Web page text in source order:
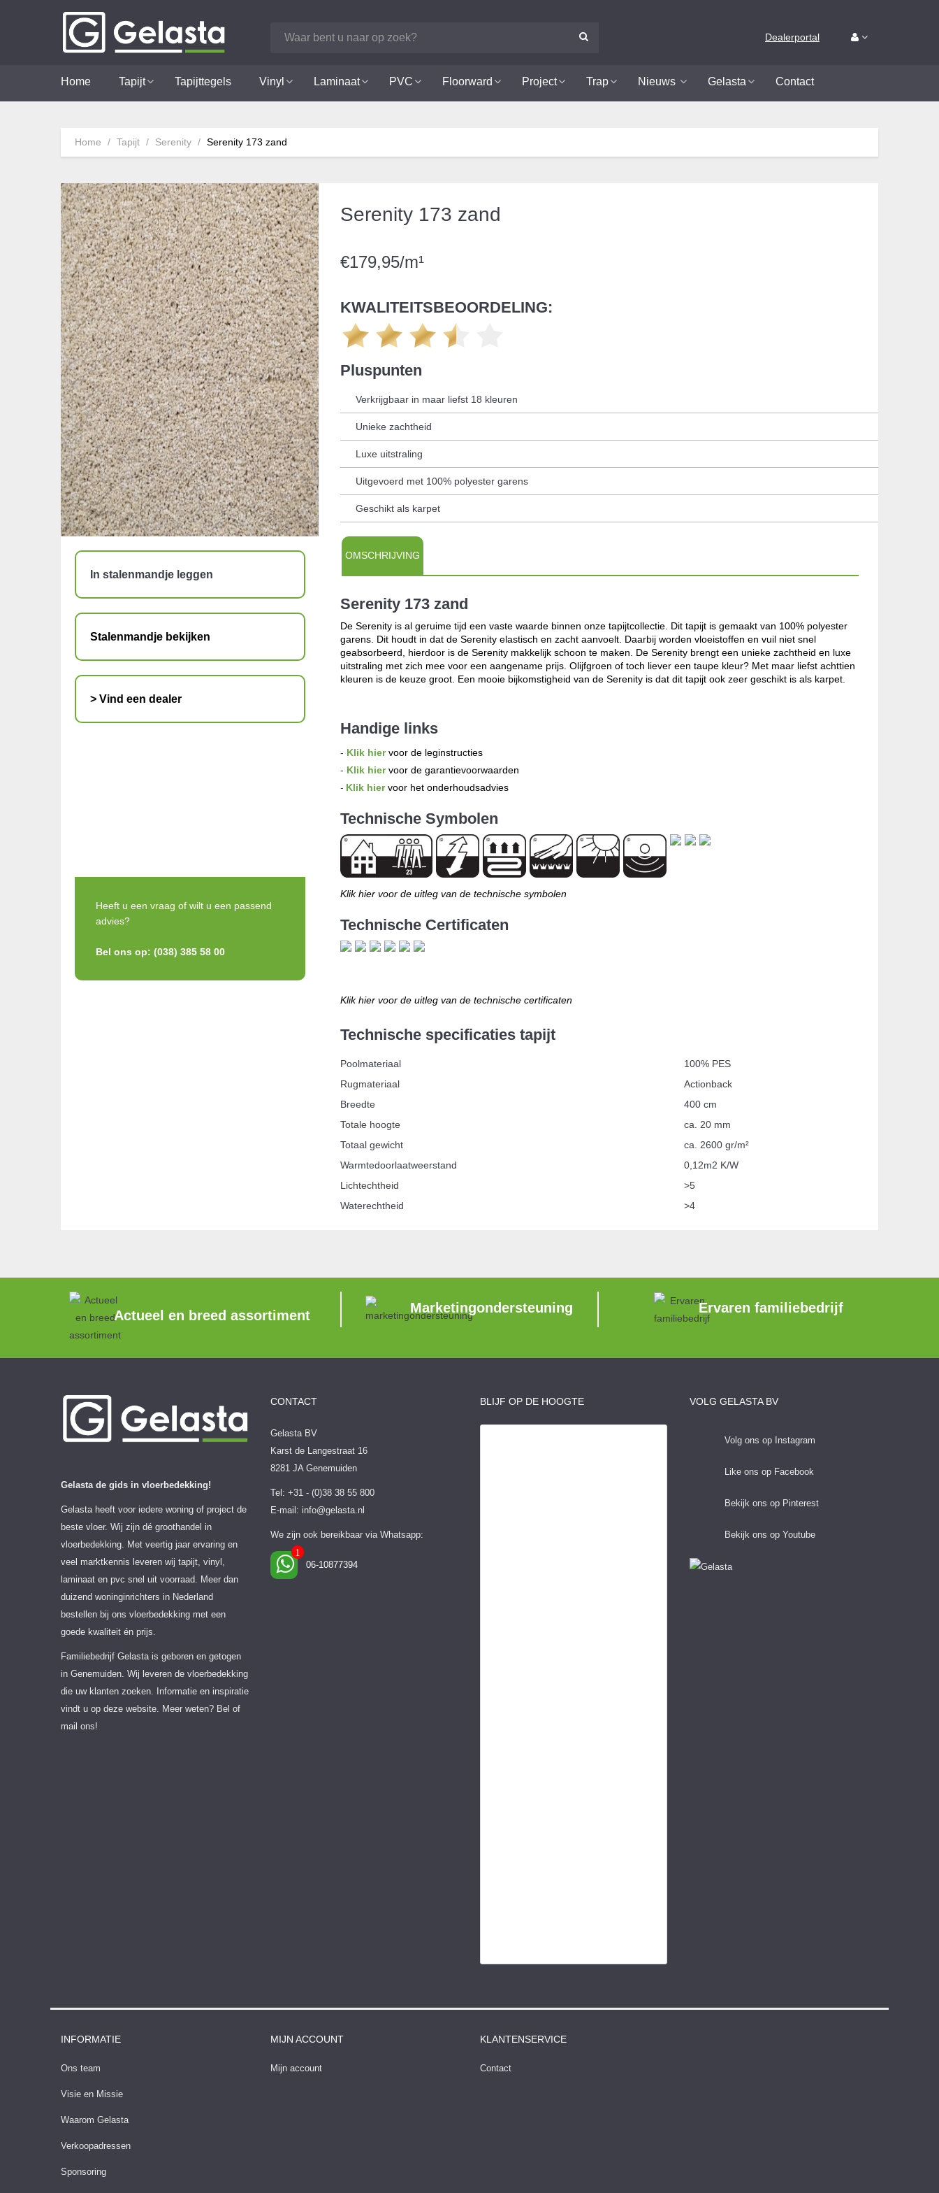
Dealerportal
Home Tapijt Tapijttegels Vinyl Laminaat PVC Floorward Project Trap Nieuws Gelasta Contact
Home Tapijt Serenity Serenity 173 zand
In stalenmandje leggen
Stalenmandje bekijken
> Vind een dealer
Heeft u een vraag of wilt u een passend
advies?
Bel ons op: (038) 385 58 00
Serenity 173 zand
€179,95/m¹
KWALITEITSBEOORDELING:
Pluspunten
Verkrijgbaar in maar liefst 18 kleuren
Unieke zachtheid
Luxe uitstraling
Uitgevoerd met 100% polyester garens
Geschikt als karpet
OMSCHRIJVING
Serenity 173 zand
De Serenity is al geruime tijd een vaste waarde binnen onze tapijtcollectie. Dit tapijt is gemaakt van 100% polyester
garens. Dit houdt in dat de Serenity elastisch en zacht aanvoelt. Daarbij worden vloeistoffen en vuil niet snel
geabsorbeerd, hierdoor is de Serenity makkelijk schoon te maken. De Serenity brengt een unieke zachtheid en luxe
uitstraling met zich mee voor een aangename prijs. Olijfgroen of toch liever een taupe kleur? Met maar liefst achttien
kleuren is de keuze groot. Een mooie bijkomstigheid van de Serenity is dat dit tapijt ook zeer geschikt is als karpet.
Handige links
- Klik hiervoor de leginstructies
- Klik hiervoor de garantievoorwaarden
- Klik hiervoor het onderhoudsadvies
Technische Symbolen
Klik hier voor de uitleg van de technische symbolen
Technische Certificaten
Klik hier voor de uitleg van de technische certificaten
Technische specificaties tapijt
Poolmateriaal
100% PES
Rugmateriaal
Actionback
Breedte
400 cm
Totale hoogte
ca. 20 mm
Totaal gewicht
ca. 2600 gr/m²
Warmtedoorlaatweerstand
0,12m2 K/W
Lichtechtheid
>5
Waterechtheid
>4
Actueel en breed assortiment
Marketingondersteuning Ervaren familiebedrijf
Gelasta de gids in vloerbedekking!
Gelasta heeft voor iedere woning of project de
beste vloer. Wij zijn dé groothandel in
vloerbedekking. Met veertig jaar ervaring en
veel marktkennis leveren wij tapijt, vinyl,
laminaat en pvc snel uit voorraad. Meer dan
duizend woninginrichters in Nederland
bestellen bij ons vloerbedekking met een
goede kwaliteit én prijs.
Familiebedrijf Gelasta is geboren en getogen
in Genemuiden. Wij leveren de vloerbedekking
die uw klanten zoeken. Informatie en inspiratie
vindt u op deze website. Meer weten? Bel of
mail ons!
CONTACT
Gelasta BV
Karst de Langestraat 16
8281 JA Genemuiden
Tel: +31 - (0)38 38 55 800
E-mail: info@gelasta.nl
We zijn ook bereikbaar via Whatsapp:
06-10877394
BLIJF OP DE HOOGTE VOLG GELASTA BV
Volg ons op Instagram
Like ons op Facebook
Bekijk ons op Pinterest
Bekijk ons op Youtube
INFORMATIE
Ons team
Visie en Missie
Waarom Gelasta
Verkoopadressen
Sponsoring
MIJN ACCOUNT
Mijn account
KLANTENSERVICE
Contact